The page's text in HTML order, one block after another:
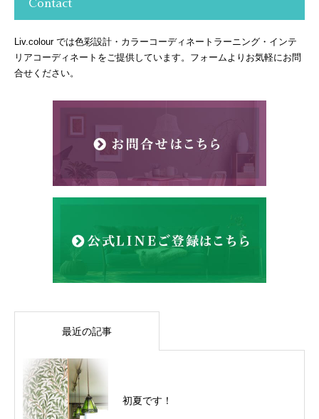
Contact
Liv.colour では色彩設計・カラーコーディネートラーニング・インテ
リアコーディネートをご提供しています。フォームよりお気軽にお問
合せください。
最近の記事
初夏です！